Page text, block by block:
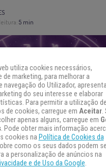
5 min
utiliza cookies necessários,
marketing, para melhorar a
navegação do Utilizador,
do seu interesse e elaborar
Para permitir a utilização de
de cookies, carregue em Aceitar.
apenas alguns, carregue em
. Pode obter mais informação
cookies na Política de Cookies da
como os seus dados podem
a personalização de anúncios na
e de Uso da Google.